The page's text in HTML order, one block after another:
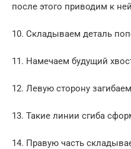
после этого приводим к
10. Складываем деталь
11. Намечаем будущий
12. Левую сторону
13. Такие линии сгиба
14. Правую часть